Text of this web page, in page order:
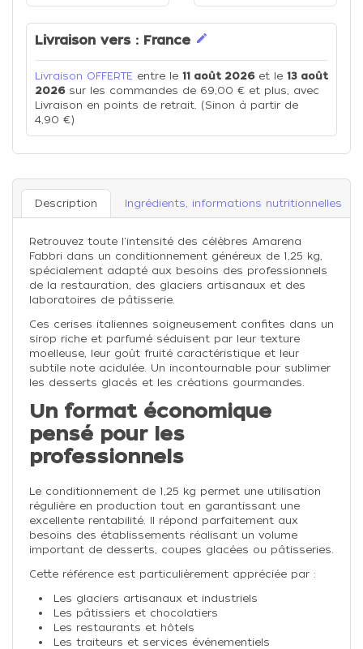
Livraison vers : France edit
Livraison OFFERTE entre le 11 août 2026et le 13 août
2026sur les commandes de 69,00 € et plus, avec
Livraison en points de retrait. (Sinon à partir de
4,90 €)
Description Ingrédients, informations nutritionnelles
Retrouvez toute l'intensité des célèbres Amarena
Fabbri dans un conditionnement généreux de 1,25 kg,
spécialement adapté aux besoins des professionnels
de la restauration, des glaciers artisanaux et des
laboratoires de pâtisserie.
Ces cerises italiennes soigneusement confites dans un
sirop riche et parfumé séduisent par leur texture
moelleuse, leur goût fruité caractéristique et leur
subtile note acidulée. Un incontournable pour sublimer
les desserts glacés et les créations gourmandes.
Un format économique
pensé pour les
professionnels
Le conditionnement de 1,25 kg permet une utilisation
régulière en production tout en garantissant une
excellente rentabilité. Il répond parfaitement aux
besoins des établissements réalisant un volume
important de desserts, coupes glacées ou pâtisseries.
Cette référence est particulièrement appréciée par :
Les glaciers artisanaux et industriels
Les pâtissiers et chocolatiers
Les restaurants et hôtels
Les traiteurs et services événementiels